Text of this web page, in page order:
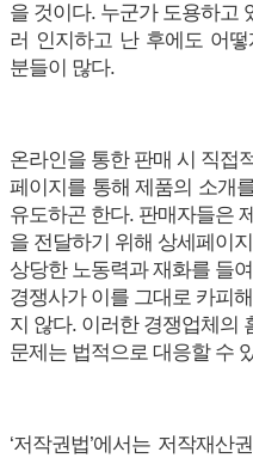
을 것이다. 누군가 도용하고
러 인지하고 난 후에도 어
분들이 많다.
온라인을 통한 판매 시 직접
페이지를 통해 제품의 소개
유도하곤 한다. 판매자들은
을 전달하기 위해 상세페이
상당한 노동력과 재화를 들
경쟁사가 이를 그대로 카피
지 않다. 이러한 경쟁업체의
문제는 법적으로 대응할 수
‘저작권법’에서는 저작재